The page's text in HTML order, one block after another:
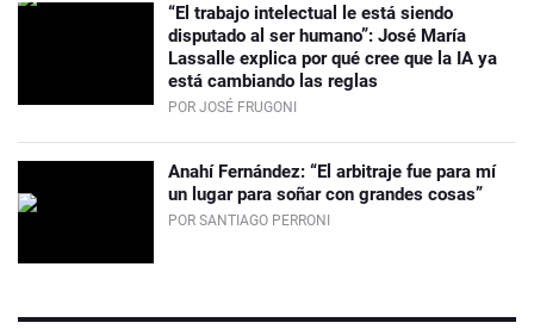
“El trabajo intelectual le está siendo
disputado al ser humano”: José María
Lassalle explica por qué cree que la IA ya
está cambiando las reglas
POR JOSÉ FRUGONI
Anahí Fernández: “El arbitraje fue para mí
un lugar para soñar con grandes cosas”
POR SANTIAGO PERRONI